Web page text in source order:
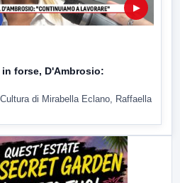
▶
forse, D'Ambrosio:
di Mirabella Eclano, Raffaella